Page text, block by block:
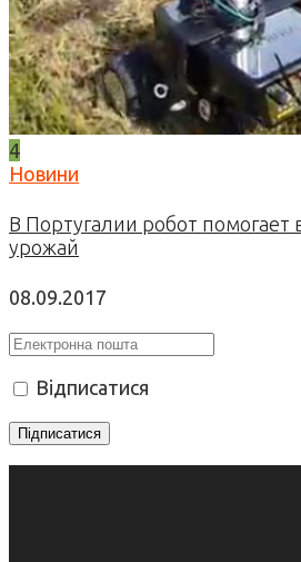
4
Новини
В Португалии робот
урожай
08.09.2017
Відписатися